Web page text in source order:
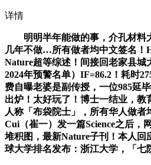
详情
明明半年能做的事，介孔材料大
几年不做…所有做者均中文签名！
Nature超等综述！间接回老家县城
2024年预警名单）IF=86.2！耗时
费自曝老婆是副传授，一位985延
出炉！太好玩了！博士一结业，
人称「布袋院士」，所有华人做
Cui（崔一）发一篇Science之后
堆积图，最新Nature子刊！本人回
球大学排名发布：浙江大学，「七